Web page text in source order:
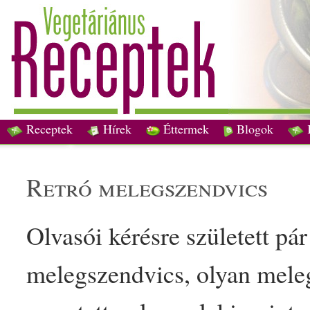
Receptek Hírek Éttermek Blogok
retró melegszendvics
Olvasói kérésre született
melegszendvics, olyan